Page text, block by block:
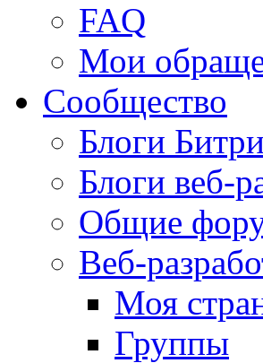
FAQ
Мои
Сообщество
Блоги
Блоги веб-
Общие
Веб-
Моя
Группы